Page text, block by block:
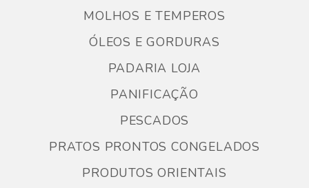
MOLHOS E TEMPEROS
ÓLEOS E GORDURAS
PADARIA LOJA
PANIFICAÇÃO
PESCADOS
PRATOS PRONTOS CONGELADOS
PRODUTOS ORIENTAIS